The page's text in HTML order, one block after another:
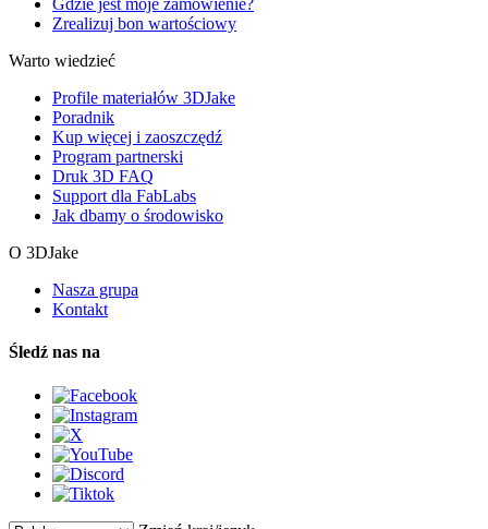
Gdzie jest moje zamówienie?
Zrealizuj bon wartościowy
Warto wiedzieć
Profile materiałów 3DJake
Poradnik
Kup więcej i zaoszczędź
Program partnerski
Druk 3D FAQ
Support dla FabLabs
Jak dbamy o środowisko
O 3DJake
Nasza grupa
Kontakt
Śledź nas na